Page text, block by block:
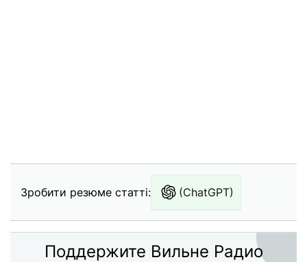
Зробити резюме статті: (ChatGPT)
Поддержите Вильне Радио